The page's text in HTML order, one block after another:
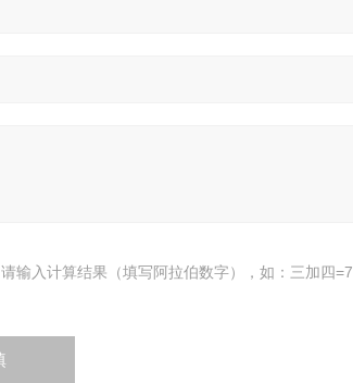
请输入计算结果（填写阿拉伯数字），如：三加四=7